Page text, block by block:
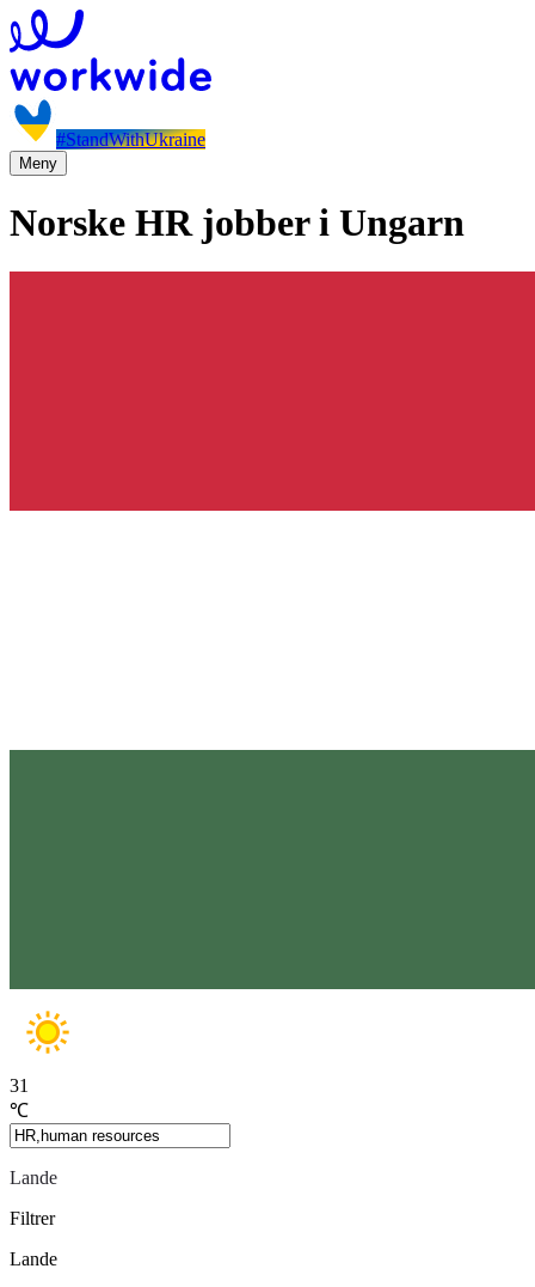
#StandWithUkraine
Meny
Norske HR jobber i Ungarn
31
℃
Lande
Filtrer
Lande